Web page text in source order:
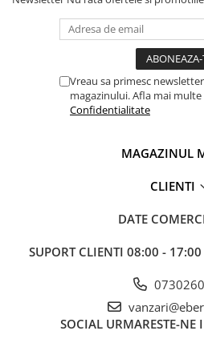
Masini electrice de filetat
Exhaustor pentru aschii metal
Masini de gaurit cu talpa
Instalatii de spalare a pieselor
Falci pentru 4 bacuri PS4/ PO4
Flanșă
Fălcile pentru 4-bacuri DK12
Mandrine independente
Mandrină cu 3 fălci din fontă
Vreau sa primesc
magazinului. Afla mai multe
Confidentialitate
MAGAZINUL
CLIENTI
DATE
SUPORT CLIENTI 08:00 - 17:00
SOCIAL URMARESTE-